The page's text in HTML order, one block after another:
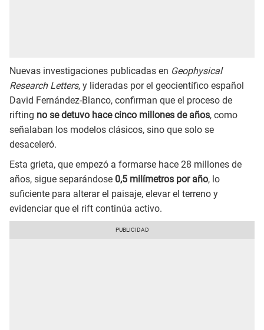
Nuevas investigaciones publicadas en Geophysical
Research Letters, y lideradas por el geocientífico español
David Fernández-Blanco, confirman que el proceso de
rifting no se detuvo hace cinco millones de años, como
señalaban los modelos clásicos, sino que solo se
desaceleró.
Esta grieta, que empezó a formarse hace 28 millones de
años, sigue separándose 0,5 milímetros por año, lo
suficiente para alterar el paisaje, elevar el terreno y
evidenciar que el rift continúa activo.